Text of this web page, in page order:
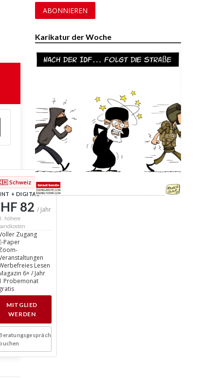
Schweiz
+ DIGITAL
82/ Jahr
höhere
Zugang
Paper
Lesen
6× / Jahr
Probemonat
MITGLIED
WERDEN
Karikatur der Woche